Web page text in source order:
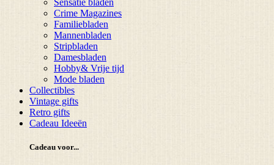
Crime Magazines
Familiebladen
Mannenbladen
Stripbladen
Damesbladen
Hobby& Vrije tijd
Mode bladen
Collectibles
Vintage gifts
Retro gifts
Cadeau Ideeën
Cadeau voor...